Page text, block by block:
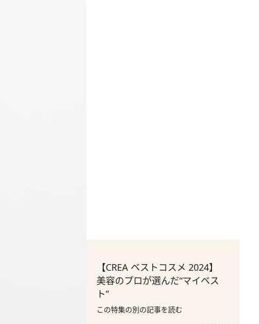
【CREA ベストコスメ 2024】
美容のプロが選んだ“マイベス
ト”
この特集の別の記事を読む